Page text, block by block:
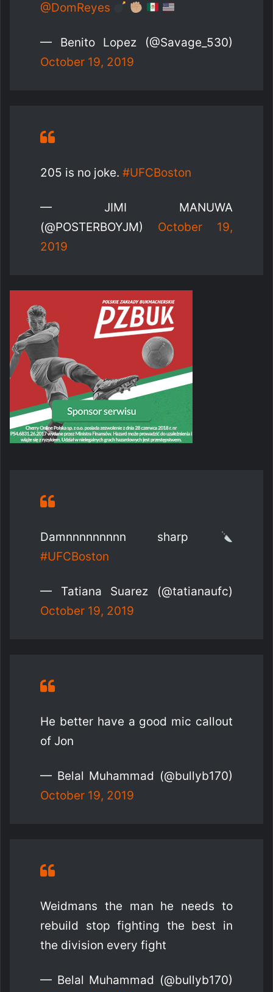
@DomReyes
— Benito Lopez (@Savage_530)
October 19, 2019
205 is no joke. #UFCBoston
— JIMI MANUWA
(@POSTERBOYJM) October 19,
2019
Damnnnnnnnnn sharp
#UFCBoston
— Tatiana Suarez (@tatianaufc)
October 19, 2019
He better have a good mic callout
of Jon
— Belal Muhammad (@bullyb170)
October 19, 2019
Weidmans the man he needs to
rebuild stop fighting the best in
the division every fight
— Belal Muhammad (@bullyb170)